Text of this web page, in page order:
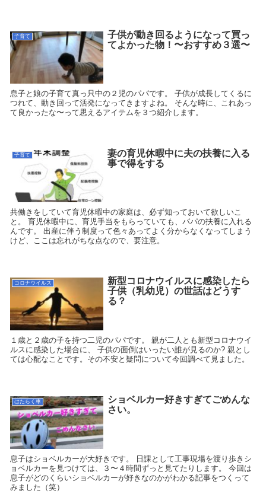
子育て
子供が動き回るようになって買っ
てよかった物！〜おすすめ３選〜
息子と娘の子育て真っ只中の２児のパパです。 子供が成長してくるに
つれて、動き回って活発になってきますよね。 そんな時に、これあっ
て良かったな〜って思えるアイテムを３つ紹介します。
子育て
妻の育児休暇中に夫の扶養に入る
事で得をする
共働きをしていて育児休暇中の家庭は、必ず知っておいて欲しいこ
と。 育児休暇中に、育児手当をもらっていても、パパの扶養に入れる
んです。 出産に伴う制度って色々あってよく分からなくなってしまう
けど、ここは忘れがちな点なので、要注意。
コロナウイルス
新型コロナウイルスに感染したら
子供（乳幼児）の世話はどうす
る？
１歳と２歳の子を持つ二児のパパです。 親が二人とも新型コロナウイ
ルスに感染した場合に、 子供の面倒はいったい誰が見るのか? 親とし
ては心配なことです。その不安と疑問について今回調べて見ました。
はたらく車
ショベルカー好きすぎてごめんな
さい。
息子はショベルカーが大好きです。 日課として工事現場を渡り歩きシ
ョベルカーを見つけては、３〜４時間ずっと見てたりします。 今回は
息子がどのくらいショベルカーが好きなのかがわかる記事をつくって
みました（笑）